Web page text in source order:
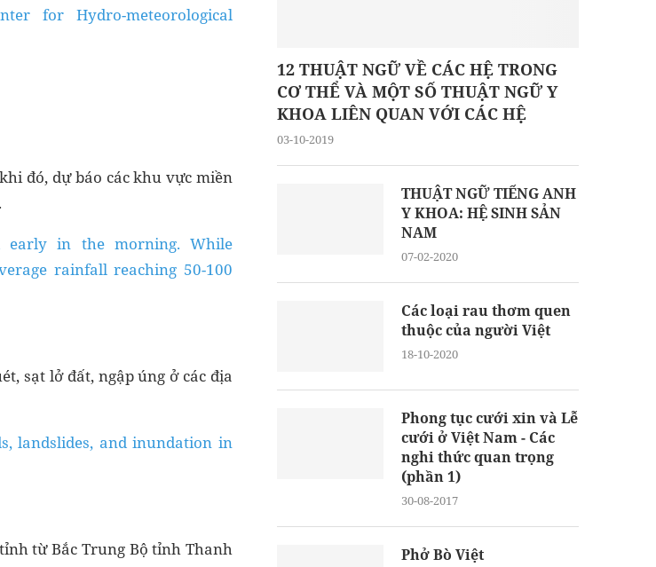
for Hydro-meteorological
đó, dự báo các khu vực miền
in the morning. While
rainfall reaching 50-100
sạt lở đất, ngập úng ở các địa
landslides, and inundation in
từ Bắc Trung Bộ tỉnh Thanh
12 THUẬT NGỮ VỀ CÁC HỆ TRONG
CƠ THỂ VÀ MỘT SỐ THUẬT NGỮ Y
KHOA LIÊN QUAN VỚI CÁC HỆ
03-10-2019
THUẬT NGỮ TIẾNG ANH
Y KHOA: HỆ SINH SẢN
NAM
07-02-2020
Các loại rau thơm quen
thuộc của người Việt
18-10-2020
Phong tục cưới xin và Lễ
cưới ở Việt Nam - Các
nghi thức quan trọng
(phần 1)
30-08-2017
Phở Bò Việt